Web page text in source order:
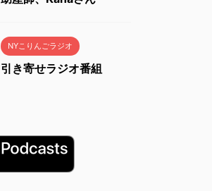
NYこりんごラジオ
引き寄せラジオ番組